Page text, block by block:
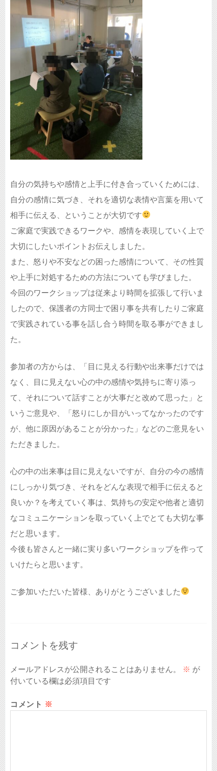
自分の気持ちや感情と上手に付き合っていくためには、
自分の感情に気づき、それを適切な表情や言葉を用いて
相手に伝える、ということが大切です
ご家庭で実践できるワークや、感情を表現していく上で
大切にしたいポイントお伝えしました。
また、怒りや不安などの困った感情について、その性質
や上手に対処するための方法についても学びました。
今回のワークショップは従来より時間を拡張して行いま
したので、保護者の方同士で困り事を共有したりご家庭
で実践されている事を話し合う時間を取る事ができまし
た。
参加者の方からは、「目に見える行動や出来事だけでは
なく、目に見えない心の中の感情や気持ちに寄り添っ
て、それについて話すことが大事だと改めて思った」と
いうご意見や、「怒りにしか目がいってなかったのです
が、他に原因があることが分かった」などのご意見をい
ただきました。
心の中の出来事は目に見えないですが、自分の今の感情
にしっかり気づき、それをどんな表現で相手に伝えると
良いか？を考えていく事は、気持ちの安定や他者と適切
なコミュニケーションを取っていく上でとても大切な事
だと思います。
今後も皆さんと一緒に実り多いワークショップを作って
いけたらと思います。
ご参加いただいた皆様、ありがとうございました
コメントを残す
メールアドレスが公開されることはありません。 ※ が
付いている欄は必須項目です
コメント ※